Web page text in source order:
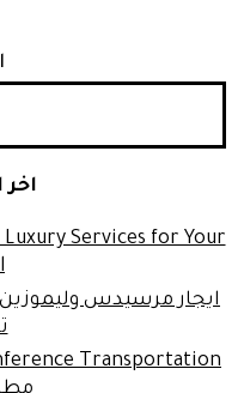
اخر
Services for Your
ايجار مرسيدس وليموزين